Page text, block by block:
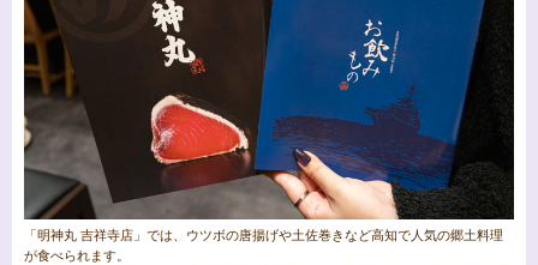
「明神丸 吉祥寺店」では、ウツボの唐揚げや土佐巻きなど高知で人気の郷土料理
が食べられます。